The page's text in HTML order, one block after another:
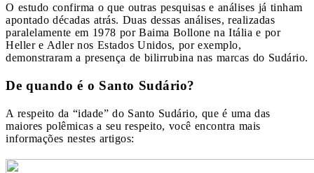
O estudo confirma o que outras pesquisas e análises já tinham
apontado décadas atrás. Duas dessas análises, realizadas
paralelamente em 1978 por Baima Bollone na Itália e por
Heller e Adler nos Estados Unidos, por exemplo,
demonstraram a presença de bilirrubina nas marcas do Sudário.
De quando é o Santo Sudário?
A respeito da “idade” do Santo Sudário, que é uma das
maiores polêmicas a seu respeito, você encontra mais
informações nestes artigos: